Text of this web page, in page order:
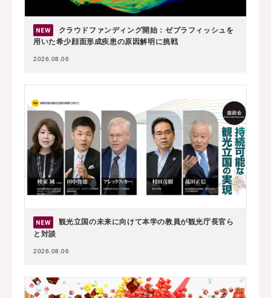
用いた希少顔面形成疾患の原因解明に挑戦
2026.08.06
と対談
2026.08.06